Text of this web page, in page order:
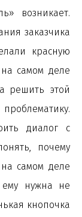
возникает.
заказчика
красную
самом деле
решить этой
диалог с
почему
самом деле
ему нужна не
кнопочка